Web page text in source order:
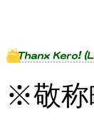
※敬称